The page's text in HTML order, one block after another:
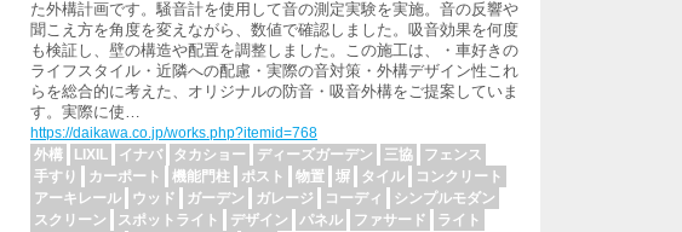
た外構計画です。騒音計を使用して音の測定実験を実施。音の反響や
聞こえ方を角度を変えながら、数値で確認しました。吸音効果を何度
も検証し、壁の構造や配置を調整しました。この施工は、・車好きの
ライフスタイル・近隣への配慮・実際の音対策・外構デザイン性これ
らを総合的に考えた、オリジナルの防音・吸音外構をご提案していま
す。実際に使…
https://daikawa.co.jp/works.php?itemid=768
外構
LIXIL イナバ タカショー ディーズガーデン 三協
フェンス
手すり
カーポート 機能門柱 ポスト 物置 塀 タイル
コンクリート
アーキレール
ウッド ガーデン ガレージ コーディ
シンプルモダン
スクリーン
スポットライト デザイン パネル ファサード
ライト